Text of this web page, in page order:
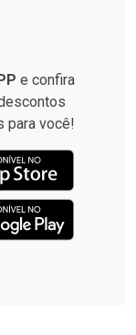
e confira
para você!